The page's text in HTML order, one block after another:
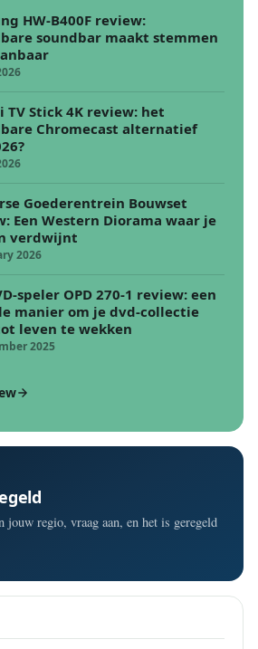
HW-B400F review:
soundbar maakt stemmen
TV Stick 4K review: het
Chromecast alternatief
Goederentrein Bouwset
Een Western Diorama waar je
verdwijnt
2026
speler OPD 270-1 review: een
manier om je dvd-collectie
leven te wekken
2025
jouw regio, vraag aan, en het is geregeld